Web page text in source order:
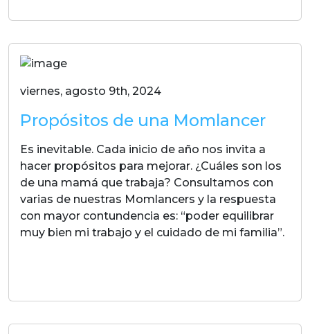
viernes, agosto 9th, 2024
Propósitos de una Momlancer
Es inevitable. Cada inicio de año nos invita a
hacer propósitos para mejorar. ¿Cuáles son los
de una mamá que trabaja? Consultamos con
varias de nuestras Momlancers y la respuesta
con mayor contundencia es: “poder equilibrar
muy bien mi trabajo y el cuidado de mi familia”.